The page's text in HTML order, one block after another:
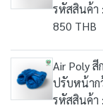
รหัสสินค้า
850 THB
Air Poly
ปรับหน้าก
รหัสสินค้า